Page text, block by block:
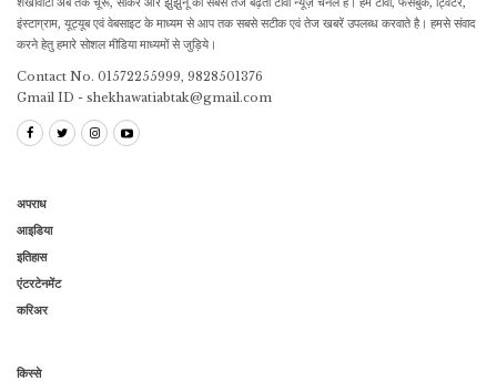
इंस्टाग्राम, यूट्यूब एवं वेबसाइट के माध्यम से आप तक सबसे सटीक एवं तेज खबरें उपलब्ध करवाते है। हमसे संवाद
करने हेतु हमारे सोशल मीडिया माध्यमों से जुड़िये।
Contact No. 01572255999, 9828501376
Gmail ID - shekhawatiabtak@gmail.com
अपराध
आइडिया
इतिहास
एंटरटेनमेंट
करिअर
किस्से